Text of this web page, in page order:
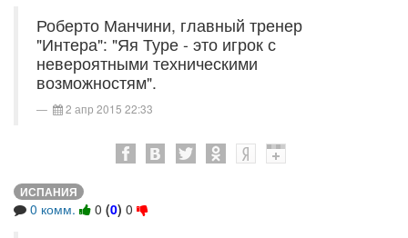
Роберто Манчини, главный тренер
"Интера": "Яя Туре - это игрок с
невероятными техническими
возможностям".
2 апр 2015 22:33
ИСПАНИЯ
0 комм. 0 (0) 0